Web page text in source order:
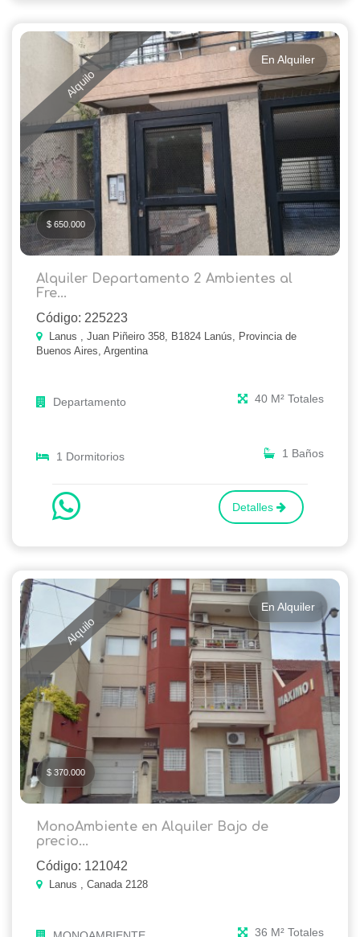
Alquilo
En Alquiler
$ 650.000
Alquiler Departamento 2 Ambientes al
Fre...
Código: 225223
Lanus , Juan Piñeiro 358, B1824 Lanús, Provincia de
Buenos Aires, Argentina
Departamento 40 M² Totales
1 Dormitorios 1 Baños
Detalles
Alquilo
En Alquiler
$ 370.000
MonoAmbiente en Alquiler Bajo de
precio...
Código: 121042
Lanus , Canada 2128
36 M² Totales